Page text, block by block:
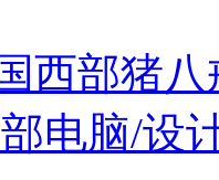
西部猪
电脑/设